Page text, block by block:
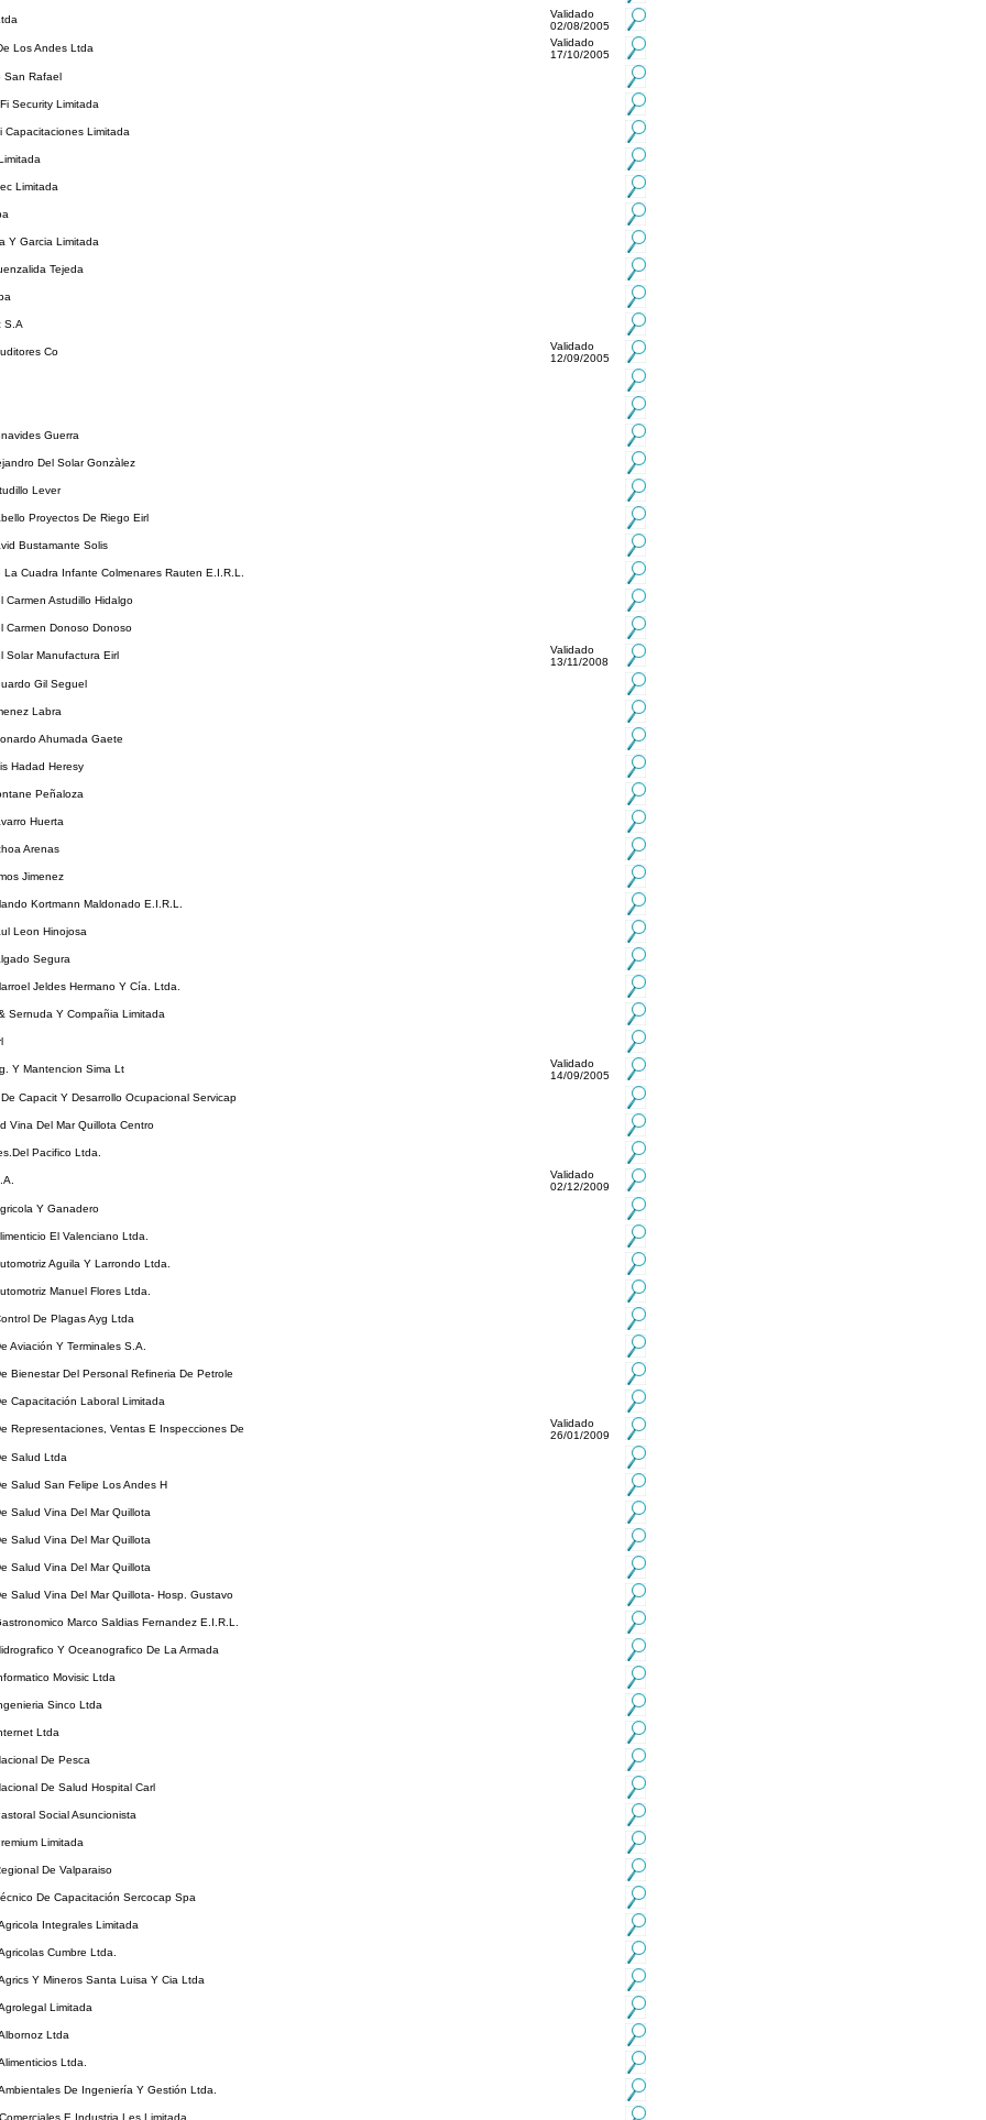
Validado
02/08/2005
Los Andes Ltda
Validado
17/10/2005
San Rafael
Security Limitada
Capacitaciones Limitada
Limitada
Y Garcia Limitada
Tejeda
S.A
Co
Validado
12/09/2005
Guerra
Del Solar Gonzàlez
Lever
Proyectos De Riego Eirl
Bustamante Solis
La Cuadra Infante Colmenares Rauten E.I.R.L.
Carmen Astudillo Hidalgo
Carmen Donoso Donoso
Solar Manufactura Eirl
Validado
13/11/2008
Gil Seguel
Labra
Ahumada Gaete
Hadad Heresy
Peñaloza
Huerta
Arenas
Jimenez
Kortmann Maldonado E.I.R.L.
Leon Hinojosa
Segura
Jeldes Hermano Y Cía. Ltda.
Sernuda Y Compañia Limitada
Y Mantencion Sima Lt
Validado
14/09/2005
Capacit Y Desarrollo Ocupacional Servicap
Vina Del Mar Quillota Centro
Pacifico Ltda.
Validado
02/12/2009
Y Ganadero
El Valenciano Ltda.
Aguila Y Larrondo Ltda.
Manuel Flores Ltda.
De Plagas Ayg Ltda
Aviación Y Terminales S.A.
Bienestar Del Personal Refineria De Petrole
Capacitación Laboral Limitada
Representaciones, Ventas E Inspecciones De
Validado
26/01/2009
Salud Ltda
Salud San Felipe Los Andes H
Salud Vina Del Mar Quillota
Salud Vina Del Mar Quillota
Salud Vina Del Mar Quillota
Salud Vina Del Mar Quillota- Hosp. Gustavo
Marco Saldias Fernandez E.I.R.L.
Y Oceanografico De La Armada
Movisic Ltda
Sinco Ltda
Ltda
De Pesca
De Salud Hospital Carl
Social Asuncionista
Limitada
De Valparaiso
De Capacitación Sercocap Spa
Integrales Limitada
Cumbre Ltda.
Y Mineros Santa Luisa Y Cia Ltda
Limitada
Ltda
Ltda.
De Ingeniería Y Gestión Ltda.
E Industria Les Limitada